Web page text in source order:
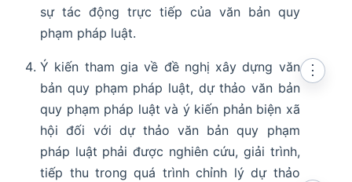
sự tác động trực tiếp của văn bản quy
phạm pháp luật.
Ý kiến tham gia về đề nghị xây dựng văn
bản quy phạm pháp luật, dự thảo văn bản
quy phạm pháp luật và ý kiến phản biện xã
hội đối với dự thảo văn bản quy phạm
pháp luật phải được nghiên cứu, giải trình,
tiếp thu trong quá trình chỉnh lý dự thảo
⋮